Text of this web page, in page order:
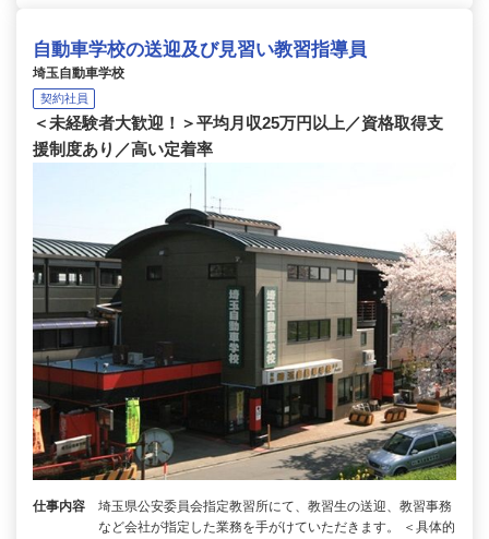
自動車学校の送迎及び見習い教習指導員
埼玉自動車学校
契約社員
＜未経験者大歓迎！＞平均月収25万円以上／資格取得支
援制度あり／高い定着率
仕事内容
埼玉県公安委員会指定教習所にて、教習生の送迎、教習事務
など会社が指定した業務を手がけていただきます。 ＜具体的